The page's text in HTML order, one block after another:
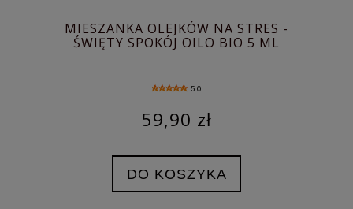
MIESZANKA OLEJKÓW NA STRES -
ŚWIĘTY SPOKÓJ OILO BIO 5 ML
5.0
59,90 zł
DO KOSZYKA